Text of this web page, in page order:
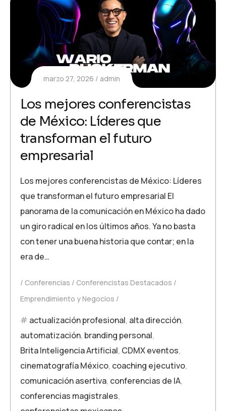
marzo 27, 2026 admin
Los mejores conferencistas
de México: Líderes que
transforman el futuro
empresarial
Los mejores conferencistas de México: Líderes
que transforman el futuro empresarial El
panorama de la comunicación en México ha dado
un giro radical en los últimos años. Ya no basta
con tener una buena historia que contar; en la
era de…
Conferencias
Conferencistas Destacados
Emprendimiento y Negocios
actualización profesional, alta dirección,
automatización, branding personal,
Brita Inteligencia Artificial, CDMX eventos,
cinematografía México, coaching ejecutivo,
comunicación asertiva, conferencias de IA,
conferencias magistrales,